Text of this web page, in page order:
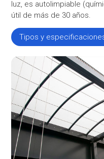
luz, es autolimpiable
útil de más de 30 años.
Tipos y